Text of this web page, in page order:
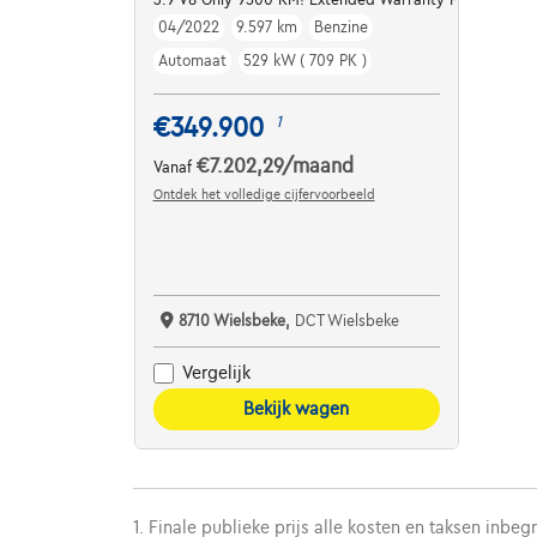
04/2022
9.597 km
Benzine
Automaat
529 kW ( 709 PK )
€349.900 1
Vanaf €7.202,29/maand
Ontdek het volledige cijfervoorbeeld
8710 Wielsbeke, DCT Wielsbeke
Vergelijk
Bekijk wagen
1. Finale publieke prijs alle kosten en taksen